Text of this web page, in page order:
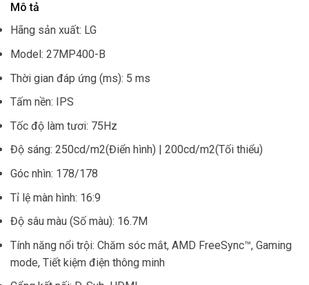
Mô tả
Hãng sản xuất: LG
Model: 27MP400-B
Thời gian đáp ứng (ms): 5 ms
Tấm nền: IPS
Tốc độ làm tươi: 75Hz
Độ sáng: 250cd/m2(Điển hình) | 200cd/m2(Tối thiểu)
Góc nhìn: 178/178
Tỉ lệ màn hình: 16:9
Độ sâu màu (Số màu): 16.7M
Tính năng nổi trội: Chăm sóc mắt, AMD FreeSync™, Gaming
mode, Tiết kiệm điện thông minh